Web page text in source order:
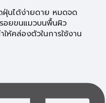
ฝุ่นได้ง่ายดาย หมดจด
อยขนแมวบนพื้นผิว
ห้คล่องตัวในการใช้งาน